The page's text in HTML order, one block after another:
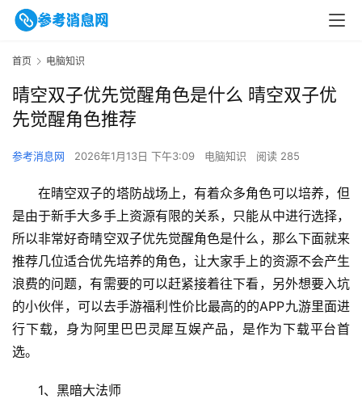
首页 电脑知识
晴空双子优先觉醒角色是什么 晴空双子优
先觉醒角色推荐
参考消息网 2026年1月13日 下午3:09 电脑知识 阅读 285
在晴空双子的塔防战场上，有着众多角色可以培养，但
是由于新手大多手上资源有限的关系，只能从中进行选择，
所以非常好奇晴空双子优先觉醒角色是什么，那么下面就来
推荐几位适合优先培养的角色，让大家手上的资源不会产生
浪费的问题，有需要的可以赶紧接着往下看，另外想要入坑
的小伙伴， 可以去手游福利性价比最高的的APP九游里面进
行下载，身为阿里巴巴灵犀互娱产品，是作为下载平台首
选。
1、黑暗大法师